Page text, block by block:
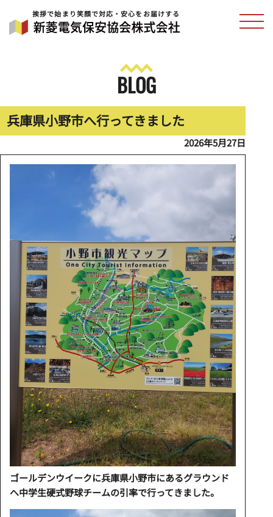
挨拶で始まり笑顔で対応・安心をお届けする
BLOG
兵庫県小野市へ行ってきました
2026年5月27日
ゴールデンウイークに兵庫県小野市にあるグラウンド
へ中学生硬式野球チームの引率で行ってきました。